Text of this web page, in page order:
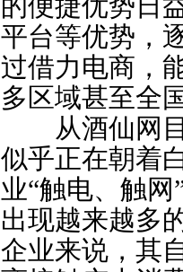
的便捷优势日
平台等优势，
过借力电商，
多区域甚至全
从酒仙网目
似乎正在朝着
业“触电、触
出现越来越多
企业来说，其